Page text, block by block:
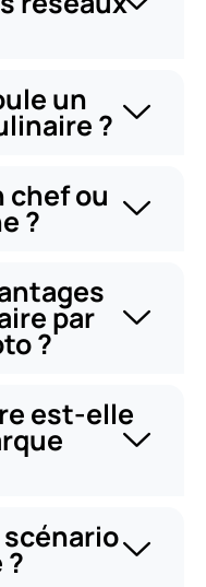
un
?
chef ou
?
par
?
est-elle